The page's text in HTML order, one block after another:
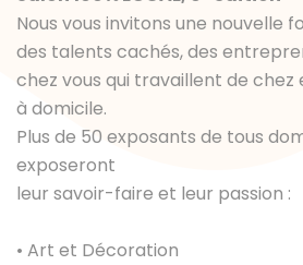
Nous vous invitons une nouvelle
des talents cachés, des
chez vous qui travaillent de chez
à domicile.
Plus de 50 exposants de tous
exposeront
leur savoir-faire et leur passion :
• Art et Décoration